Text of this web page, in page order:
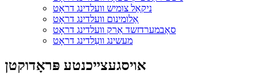
ניקאַל צומיש וועלדינג דראָט
אַלומינום וועלדינג דראָט
סאַבמערדזשד אַרק וועלדינג דראָט
מעשינג וועַלדינג דראָט
אויסגעצייכנטע פּראָדוקטן